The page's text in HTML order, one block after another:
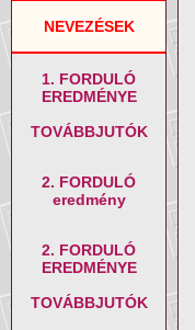
NEVEZÉSEK
1. FORDULÓ
EREDMÉNYE
TOVÁBBJUTÓK
2. FORDULÓ
eredmény
2. FORDULÓ
EREDMÉNYE
TOVÁBBJUTÓK